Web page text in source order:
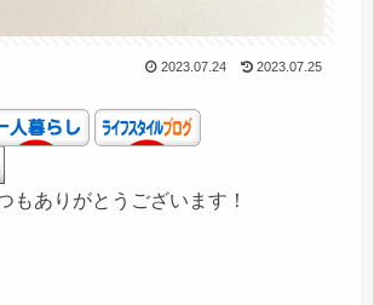
2023.07.24 2023.07.25
もありがとうございます！